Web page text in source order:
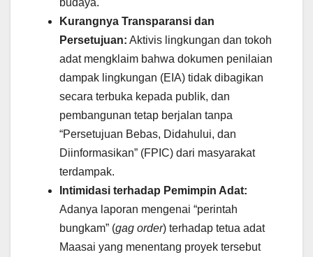
Kurangnya Transparansi dan
Persetujuan: Aktivis lingkungan dan tokoh
adat mengklaim bahwa dokumen penilaian
dampak lingkungan (EIA) tidak dibagikan
secara terbuka kepada publik, dan
pembangunan tetap berjalan tanpa
“Persetujuan Bebas, Didahului, dan
Diinformasikan” (FPIC) dari masyarakat
terdampak.
Intimidasi terhadap Pemimpin Adat:
Adanya laporan mengenai “perintah
bungkam” (gag order) terhadap tetua adat
Maasai yang menentang proyek tersebut